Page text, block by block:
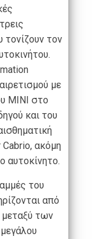
τονίζουν τον
με
MINI στο
και του
ακόμη
αυτοκίνητο.
του
από
μεταξύ των